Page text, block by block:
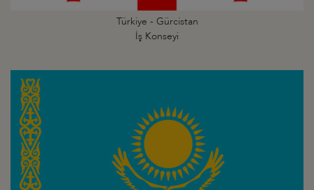
Türkiye - Gürcistan
İş Konseyi